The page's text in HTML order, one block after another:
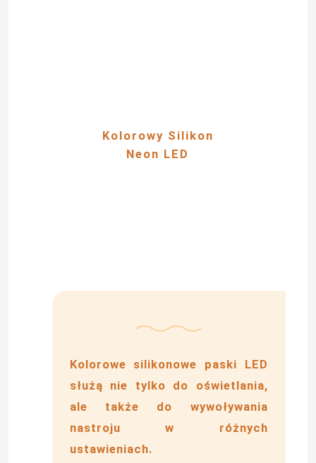
Kolorowy Silikon
Neon LED
Kolorowe silikonowe paski LED
służą nie tylko do oświetlania,
ale także do wywoływania
nastroju w różnych
ustawieniach.